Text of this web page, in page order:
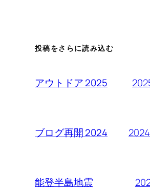
投稿をさらに読み込む
アウトドア 2025
ブログ再開 2024
能登半島地震